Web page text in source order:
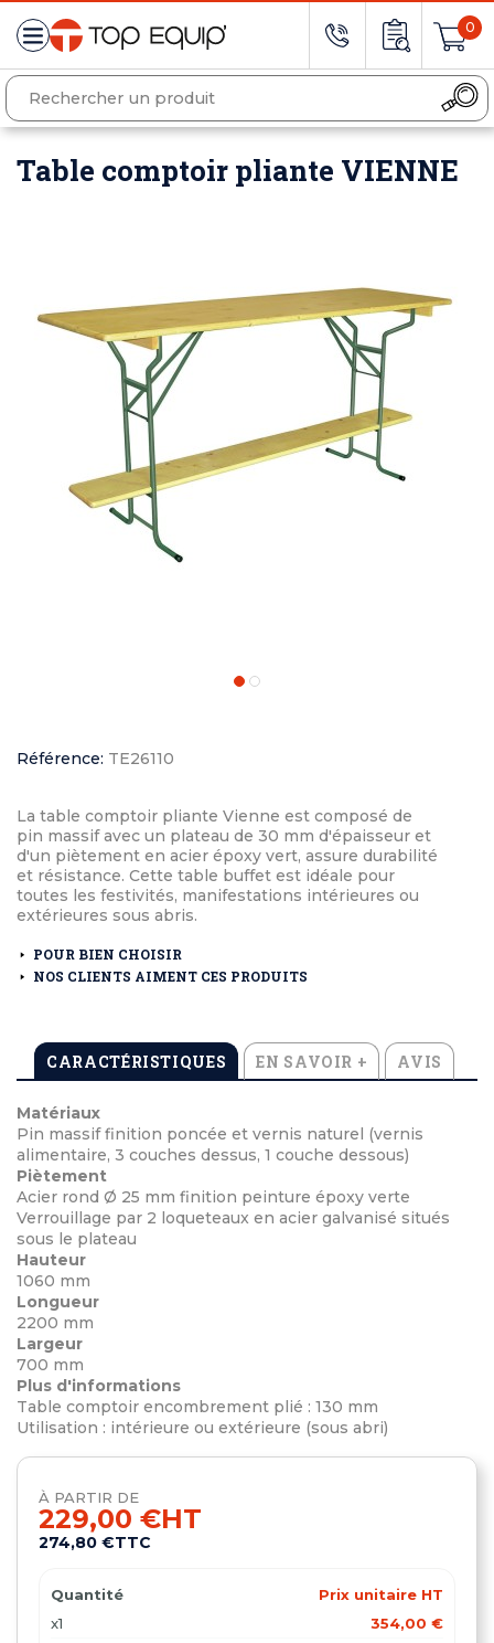
0
Table comptoir pliante VIENNE
Référence: TE26110
La table comptoir pliante Vienne est composé de
pin massif avec un plateau de 30 mm d'épaisseur et
d'un piètement en acier époxy vert, assure durabilité
et résistance. Cette table buffet est idéale pour
toutes les festivités, manifestations intérieures ou
extérieures sous abris.
POUR BIEN CHOISIR
NOS CLIENTS AIMENT CES PRODUITS
CARACTÉRISTIQUES EN SAVOIR + AVIS
Matériaux
Pin massif finition poncée et vernis naturel (vernis
alimentaire, 3 couches dessus, 1 couche dessous)
Piètement
Acier rond Ø 25 mm finition peinture époxy verte
Verrouillage par 2 loqueteaux en acier galvanisé situés
sous le plateau
Hauteur
1060 mm
Longueur
2200 mm
Largeur
700 mm
Plus d'informations
Table comptoir encombrement plié : 130 mm
Utilisation : intérieure ou extérieure (sous abri)
À PARTIR DE
229,00 €HT
274,80 €TTC
Quantité
Prix unitaire HT
x1
354,00 €